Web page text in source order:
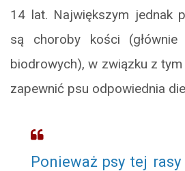
14 lat. Największym jednak
są choroby kości
biodrowych), w związku z tym
zapewnić psu odpowiednia
Ponieważ psy tej